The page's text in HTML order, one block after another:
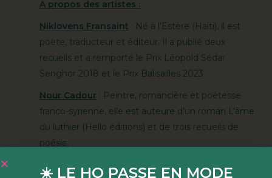
A propos des artistes :
Niklovens Fransaint : Né à l’Estère (Haïti), il est
poète, traducteur et éditeur. Il a publié deux
recueils et a remporté le Prix Léopold Sédar
Senghor 2018 et le Prix Balisailles 2023.
Nour Cadour : Peintre, romancière et poétesse
franco-syrienne, elle est auteure d’un roman L’âme
du luthier (Hello éditions) et de trois recueils de
poésie.
Caroline De Freitas
☀️ LE HO PASSE EN MODE